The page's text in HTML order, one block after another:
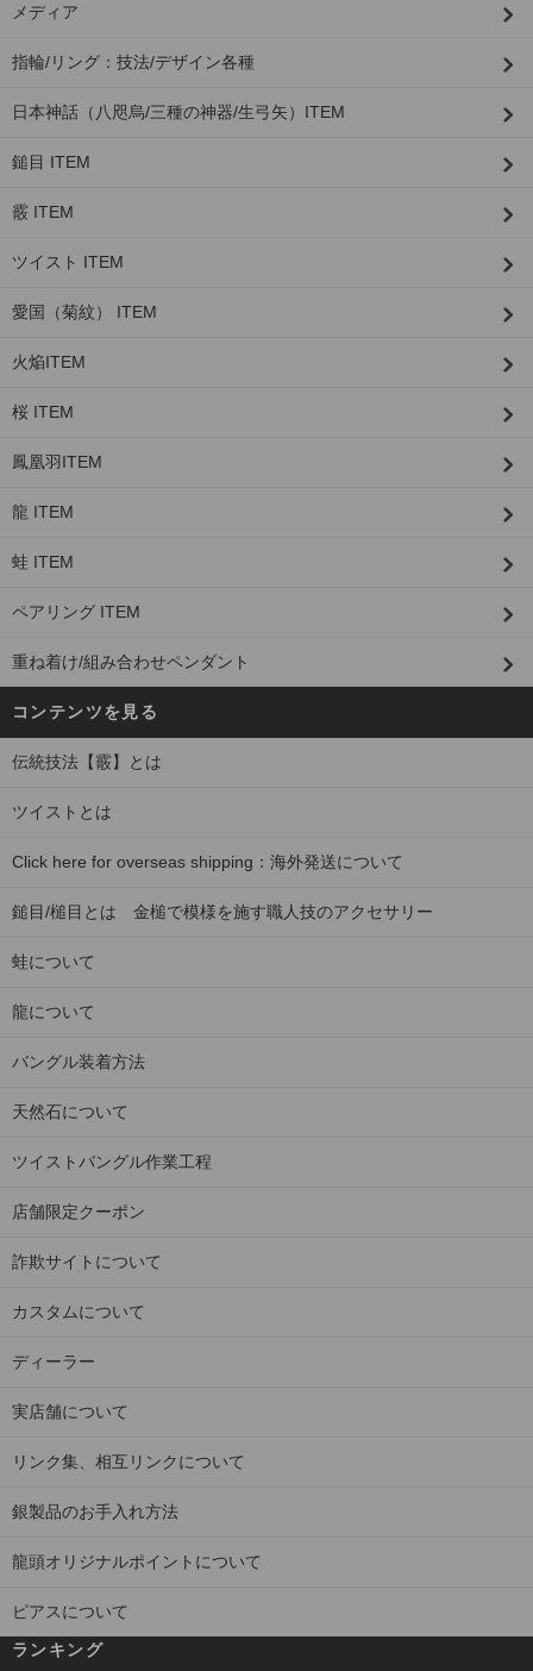
メディア
指輪/リング：技法/デザイン各種
日本神話（八咫烏/三種の神器/生弓矢）ITEM
鎚目 ITEM
霰 ITEM
ツイスト ITEM
愛国（菊紋） ITEM
火焔ITEM
桜 ITEM
鳳凰羽ITEM
龍 ITEM
蛙 ITEM
ペアリング ITEM
重ね着け/組み合わせペンダント
コンテンツを見る
伝統技法【霰】とは
ツイストとは
Click here for overseas shipping：海外発送について
鎚目/槌目とは 金槌で模様を施す職人技のアクセサリー
蛙について
龍について
バングル装着方法
天然石について
ツイストバングル作業工程
店舗限定クーポン
詐欺サイトについて
カスタムについて
ディーラー
実店舗について
リンク集、相互リンクについて
銀製品のお手入れ方法
龍頭オリジナルポイントについて
ピアスについて
ランキング